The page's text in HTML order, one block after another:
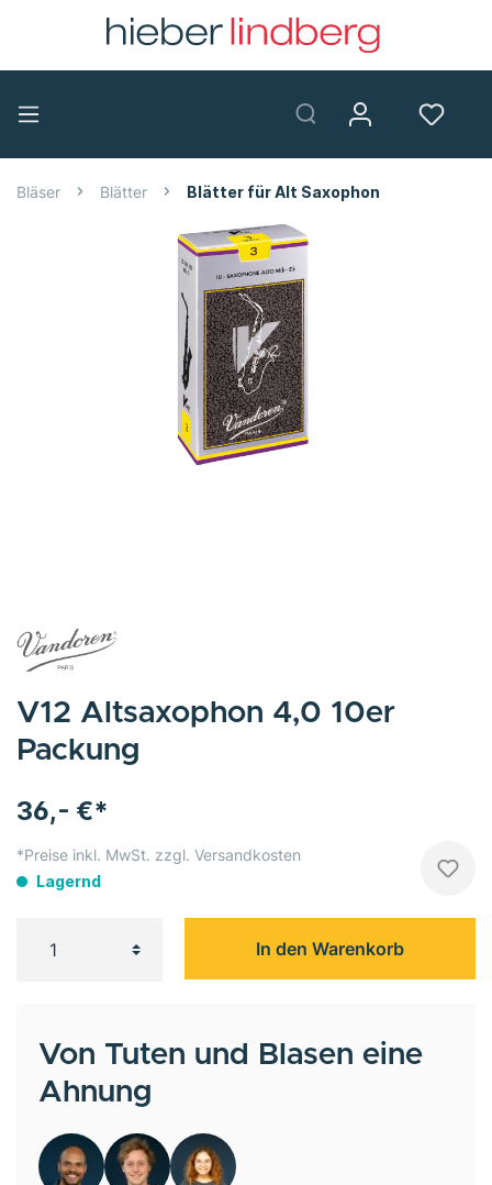
Bläser Blätter Blätter für Alt Saxophon
36,- €*
*Preise inkl. MwSt. zzgl. Versandkosten
Lagernd
In den Warenkorb
V12 Altsaxophon 4,0 10er
Packung
Von Tuten und Blasen eine
Ahnung